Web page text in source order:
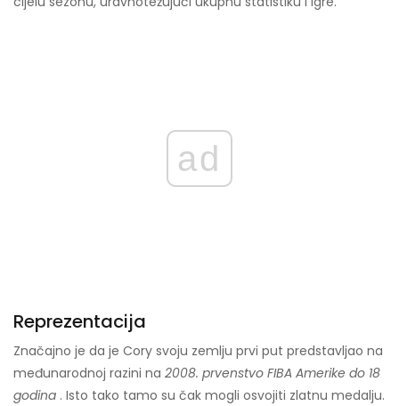
ad
Reprezentacija
Značajno je da je Cory svoju zemlju prvi put predstavljao na
međunarodnoj razini na 2008. prvenstvo FIBA ​​Amerike do 18
godina . Isto tako tamo su čak mogli osvojiti zlatnu medalju.